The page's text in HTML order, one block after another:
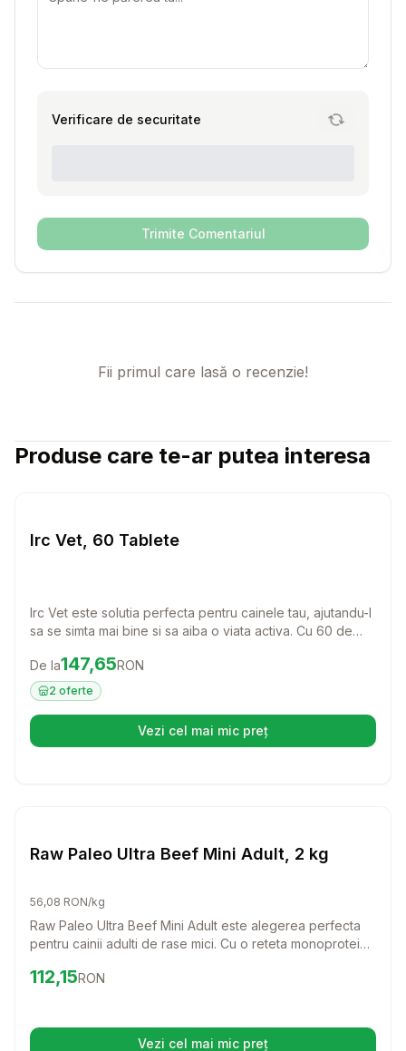
Verificare de securitate
Trimite Comentariul
Fii primul care lasă o recenzie!
Produse care te-ar putea interesa
Irc Vet, 60 Tablete
Irc Vet este solutia perfecta pentru cainele tau, ajutandu-l
sa se simta mai bine si sa aiba o viata activa. Cu 60 de
pentru a oferi suport si confort patrupedului tau.
Preț:147.65 RON
De la147,65RON
2 oferte
Vezi cel mai mic preț(se deschide într-o filă nouă)
Raw Paleo Ultra Beef Mini Adult, 2 kg
56,08 RON/kg
Raw Paleo Ultra Beef Mini Adult este alegerea perfecta
pentru cainii adulti de rase mici. Cu o reteta monoproteica
asigura o alimentatie echilibrata si delicios de sanatoasa
Preț:112.15
112,15RON
Vezi cel mai mic preț